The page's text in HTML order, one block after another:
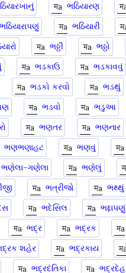
ભઠિયારણ
ભઠિયારાપણું
ભઠિયારી
ભઠ્ઠી ભઠ્ઠો
ભડકાઉ ભડકાવવું
ભડકો કરવો ભડથું
ભડવો ભડુઆ
ભણતર ભણનાર
ભણભણાહટ
ભણવું
ભણેલા-ગણેલા
ભણેલું
ભત્રીજો ભથ્થું
ભદેસિલ ભદ્દાપણું
ભદ્ર ભદ્રક
શહેર
ભદ્રકાય
ભદ્રદંતિકા ભદ્રદેહ